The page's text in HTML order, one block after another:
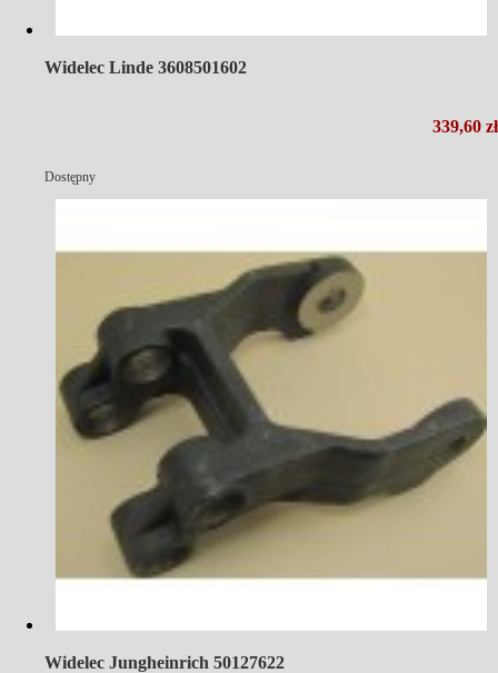
Widelec Linde 3608501602
339,60 zł
Dostępny
Widelec Jungheinrich 50127622